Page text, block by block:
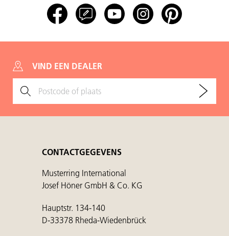
VIND EEN DEALER
CONTACTGEGEVENS
Musterring International
Josef Höner GmbH & Co. KG
Hauptstr. 134-140
D-33378 Rheda-Wiedenbrück